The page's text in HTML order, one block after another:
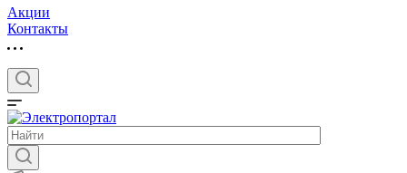
Акции
Контакты